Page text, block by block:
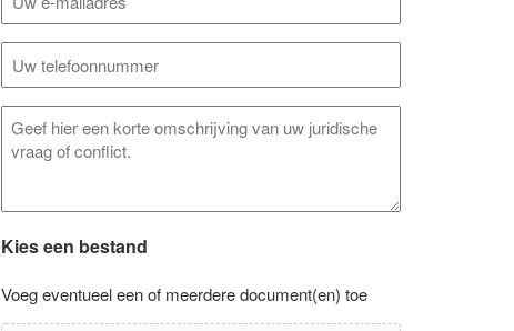
mailadres
*
Eventuele
opmerkingen
Kies een bestand
Voeg eventueel een of meerdere document(en) toe